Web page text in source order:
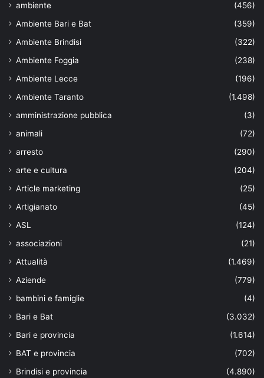
ambiente
(456)
Ambiente Bari e Bat
(359)
Ambiente Brindisi
(322)
Ambiente Foggia
(238)
Ambiente Lecce
(196)
Ambiente Taranto
(1.498)
amministrazione pubblica
(3)
animali
(72)
arresto
(290)
arte e cultura
(204)
Article marketing
(25)
Artigianato
(45)
ASL
(124)
associazioni
(21)
Attualità
(1.469)
Aziende
(779)
bambini e famiglie
(4)
Bari e Bat
(3.032)
Bari e provincia
(1.614)
BAT e provincia
(702)
Brindisi e provincia
(4.890)